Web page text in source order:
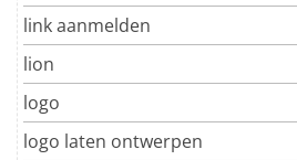
link aanmelden
lion
logo
logo laten ontwerpen